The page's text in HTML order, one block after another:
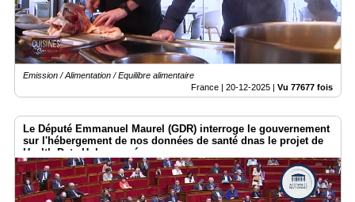
Emission / Alimentation / Equilibre alimentaire
France | 20-12-2025 Vu 77677 fois
Le Député Emmanuel Maurel (GDR) interroge le gouvernement
sur l'hébergement de nos données de santé dnas le projet de
Health Data Hub européen